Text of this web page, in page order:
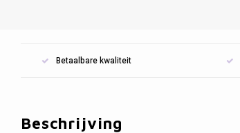
Betaalbare kwaliteit
Beschrijving